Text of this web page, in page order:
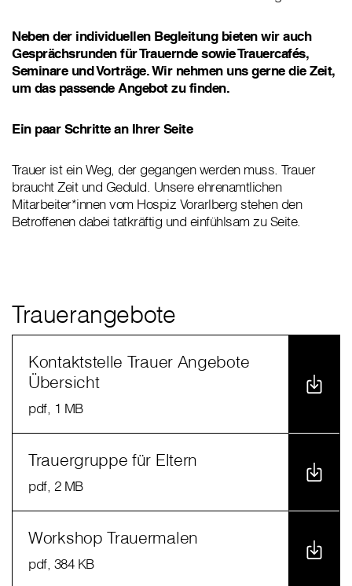
Neben der individuellen Begleitung bieten wir auch
Gesprächsrunden für Trauernde sowie Trauercafés,
Seminare und Vorträge. Wir nehmen uns gerne die Zeit,
um das passende Angebot zu finden.
Ein paar Schritte an Ihrer Seite
Trauer ist ein Weg, der gegangen werden muss. Trauer
braucht Zeit und Geduld. Unsere ehrenamtlichen
Mitarbeiter*innen vom Hospiz Vorarlberg stehen den
Betroffenen dabei tatkräftig und einfühlsam zu Seite.
Trauerangebote
Kontaktstelle Trauer Angebote
Übersicht
pdf, 1 MB
Trauergruppe für Eltern
pdf, 2 MB
Workshop Trauermalen
pdf, 384 KB